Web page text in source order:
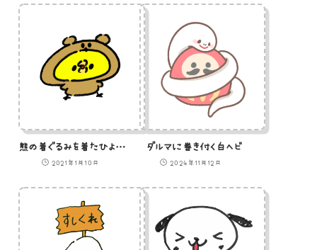
熊の着ぐるみを着たひよこのイラスト
2021年1月10日
ダルマに巻き付く白ヘビ
2024年11月12日